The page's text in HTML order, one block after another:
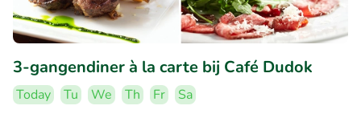
3-gangendiner à la carte bij Café Dudok
Today Tu We Th Fr
Sa